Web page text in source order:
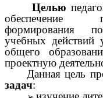
Целью
обеспечение
формирования
учебных действий
общего
проектную
Данная цель
задач: